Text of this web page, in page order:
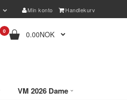
Min konto Handlekurv
0 0.00NOK
VM 2026 Dame